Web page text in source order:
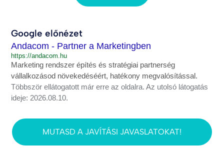
Google előnézet
Andacom - Partner a Marketingben
https://andacom.hu
Marketing rendszer építés és stratégiai partnerség
vállalkozásod növekedéséért, hatékony megvalósítással.
Többször ellátogatott már erre az oldalra. Az utolsó látogatás
ideje: 2026.08.10.
MUTASD A JAVÍTÁSI JAVASLATOKAT!